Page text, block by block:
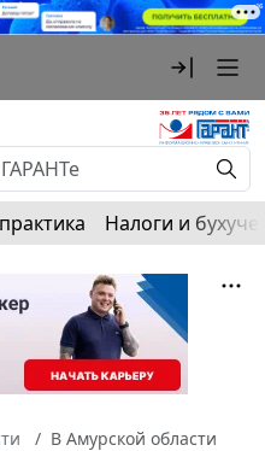
Налоги и
В Амурской области